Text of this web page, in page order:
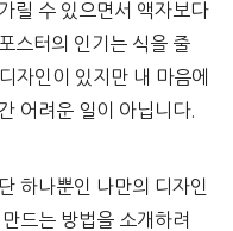
릴 수 있으면서 액자보다
스터의 인기는 식을 줄
자인이 있지만 내 마음에
어려운 일이 아닙니다.
하나뿐인 나만의 디자인
드는 방법을 소개하려